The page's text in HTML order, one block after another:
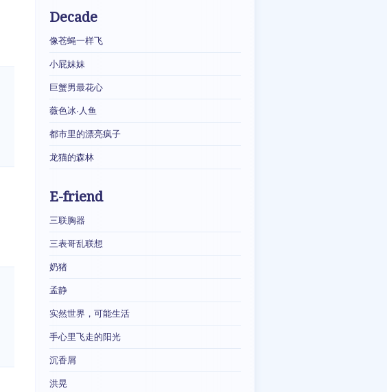
Decade
像苍蝇一样飞
小屁妹妹
巨蟹男最花心
薇色冰·人鱼
都市里的漂亮疯子
龙猫的森林
E-friend
三联胸器
三表哥乱联想
奶猪
孟静
实然世界，可能生活
手心里飞走的阳光
沉香屑
洪晃